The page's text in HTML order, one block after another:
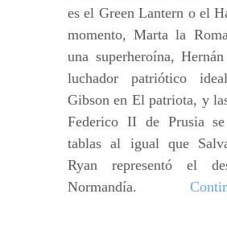
es el Green Lantern o el
momento, Marta la
una superheroína,
luchador patriótico
Gibson en El patriota, y
Federico II de Prusia
tablas al igual que
Ryan representó el
Normandía.